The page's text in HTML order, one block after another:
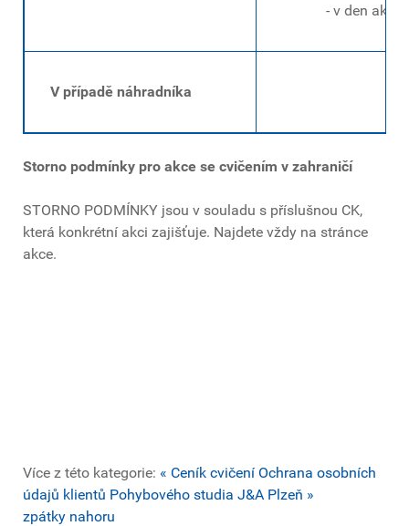
- v den akce
V případě náhradníka
Storno podmínky pro akce se cvičením v zahraničí
STORNO PODMÍNKY jsou v souladu s příslušnou CK,
která konkrétní akci zajišťuje. Najdete vždy na stránce
akce.
Více z této kategorie: « Ceník cvičení Ochrana osobních
údajů klientů Pohybového studia J&A Plzeň »
zpátky nahoru